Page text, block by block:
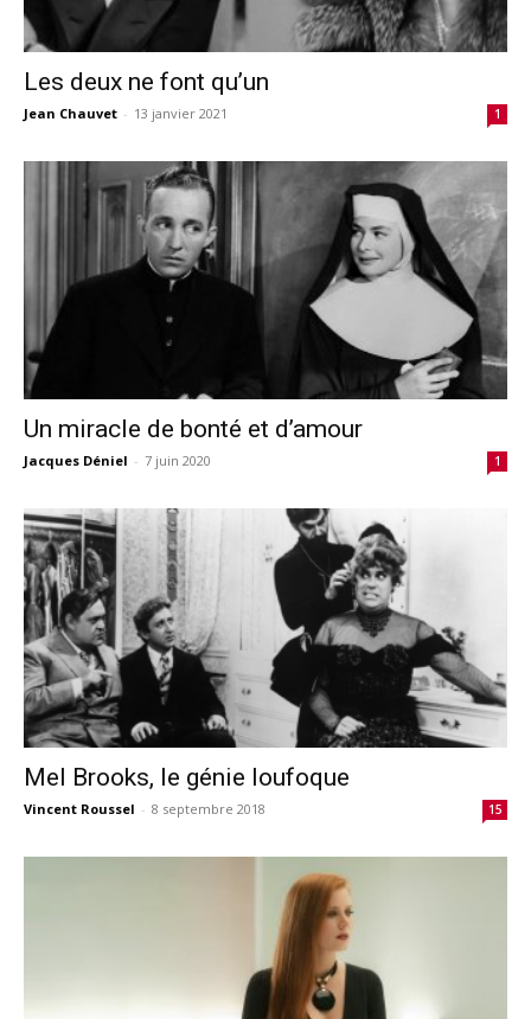
Les deux ne font qu’un
Jean Chauvet - 13 janvier 2021 1
Un miracle de bonté et d’amour
Jacques Déniel - 7 juin 2020 1
Mel Brooks, le génie loufoque
Vincent Roussel - 8 septembre 2018 15